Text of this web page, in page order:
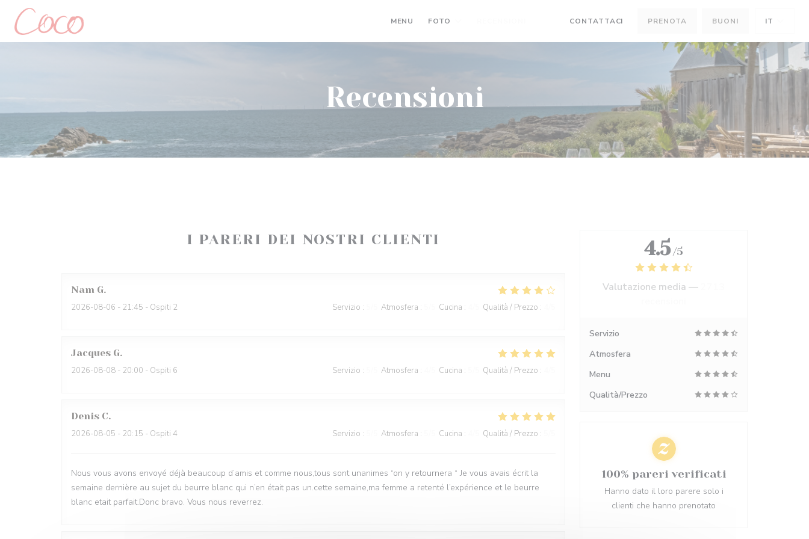
Personalizzazione delle tue scelte sui cookie
MENU FOTO CONTATTACI PRENOTA BUONI IT
Recensioni
I PARERI DEI NOSTRI CLIENTI
Nam G
2026-08-06 - 21:45 - Ospiti 2 Servizio : Atmosfera : Cucina : Qualità / Prezzo :
Jacques G
2026-08-08 - 20:00 - Ospiti 6 Servizio : Atmosfera : Cucina : Qualità / Prezzo :
Denis C
2026-08-05 - 20:15 - Ospiti 4 Servizio : Atmosfera : Cucina : Qualità / Prezzo :
Nous vous avons envoyé déjà beaucoup d’amis et comme nous,tous sont unanimes “on y retournera “ Je vous avais écrit la
semaine dernière au sujet du beurre blanc qui n’en était pas un.cette semaine,ma femme a retenté l’expérience et le beurre
blanc etait parfait.Donc bravo. Vous nous reverrez.
4.5 /5
Valutazione media —
Servizio
Atmosfera
Menu
Qualità/Prezzo
100% pareri verificati
Hanno dato il loro parere solo i
clienti che hanno prenotato